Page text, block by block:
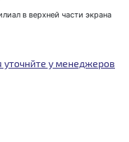
в верхней части экрана
уточнйте у менеджеров